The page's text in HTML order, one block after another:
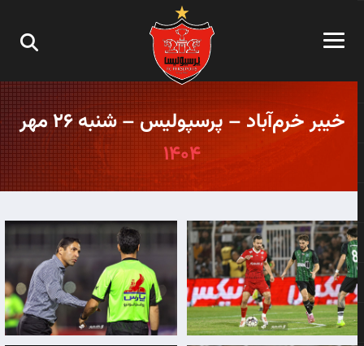
خیبر خرم‌آباد – پرسپولیس – شنبه ۲۶ مهر
۱۴۰۴